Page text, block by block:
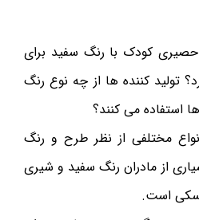
کودک با رنگ سفید برای
تولید کننده ها از چه نوع رنگ
استفاده می کنند؟
مختلفی از نظر طرح و رنگ
از مادران رنگ سفید و شیری
است.